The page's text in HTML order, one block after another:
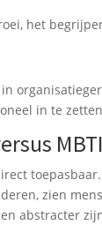
het
in te
zien
abstracter